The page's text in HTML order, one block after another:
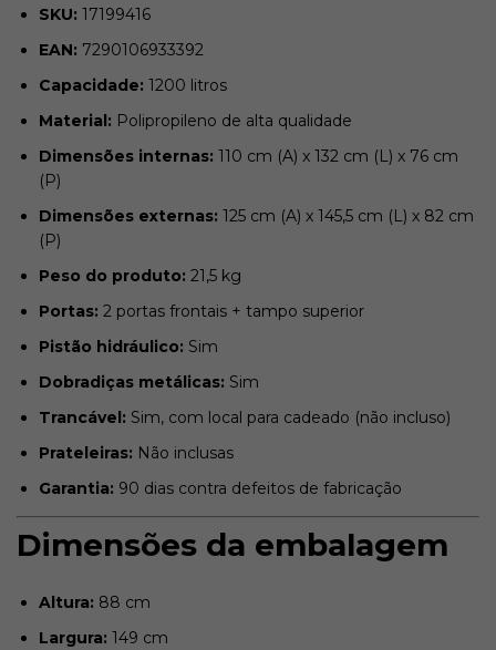
SKU: 17199416
EAN: 7290106933392
Capacidade: 1200 litros
Material: Polipropileno de alta qualidade
Dimensões internas: 110 cm (A) x 132 cm (L) x 76 cm
(P)
Dimensões externas: 125 cm (A) x 145,5 cm (L) x 82 cm
(P)
Peso do produto: 21,5 kg
Portas: 2 portas frontais + tampo superior
Pistão hidráulico: Sim
Dobradiças metálicas: Sim
Trancável: Sim, com local para cadeado (não incluso)
Prateleiras: Não inclusas
Garantia: 90 dias contra defeitos de fabricação
Dimensões da embalagem
Altura: 88 cm
Largura: 149 cm